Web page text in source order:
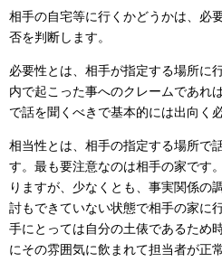
相手の自宅等に行くかどうかは、必
否を判断します。
必要性とは、相手が指定する場所に
内で起こった事へのクレームであれ
で話を聞くべきで基本的には出向く
相当性とは、相手の指定する場所で
す。最も要注意なのは相手の家です
りますが、少なくとも、事実関係の
討もできていない状態で相手の家に
手にとっては自分の土俵であるため
にその雰囲気に飲まれて担当者が正